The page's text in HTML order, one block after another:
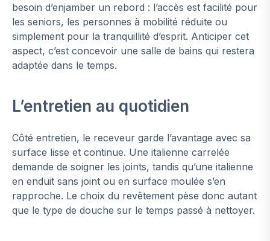
besoin d’enjamber un rebord : l’accès est facilité pour
les seniors, les personnes à mobilité réduite ou
simplement pour la tranquillité d’esprit. Anticiper cet
aspect, c’est concevoir une salle de bains qui restera
adaptée dans le temps.
L’entretien au quotidien
Côté entretien, le receveur garde l’avantage avec sa
surface lisse et continue. Une italienne carrelée
demande de soigner les joints, tandis qu’une italienne
en enduit sans joint ou en surface moulée s’en
rapproche. Le choix du revêtement pèse donc autant
que le type de douche sur le temps passé à nettoyer.